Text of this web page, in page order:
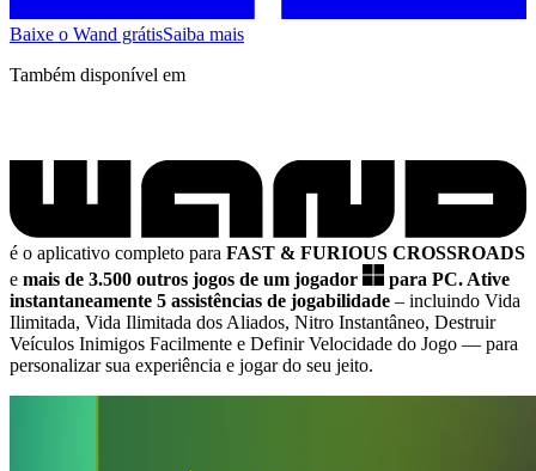
Baixe o Wand grátisSaiba mais
Também disponível em
é o aplicativo completo para FAST & FURIOUS CROSSROADS
e mais de 3.500 outros jogos de um jogador para PC. Ative
instantaneamente 5 assistências de jogabilidade – incluindo Vida
Ilimitada, Vida Ilimitada dos Aliados, Nitro Instantâneo, Destruir
Veículos Inimigos Facilmente e Definir Velocidade do Jogo — para
personalizar sua experiência e jogar do seu jeito.